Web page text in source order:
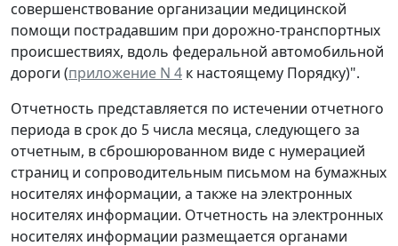
совершенствование организации медицинской
помощи пострадавшим при дорожно-транспортных
происшествиях, вдоль федеральной автомобильной
дороги (приложение N 4 к настоящему Порядку)".
Отчетность представляется по истечении отчетного
периода в срок до 5 числа месяца, следующего за
отчетным, в сброшюрованном виде с нумерацией
страниц и сопроводительным письмом на бумажных
носителях информации, а также на электронных
носителях информации. Отчетность на электронных
носителях информации размещается органами